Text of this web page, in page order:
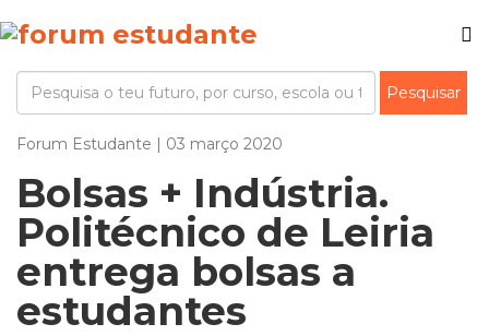
Forum Estudante | 03 março 2020
Bolsas + Indústria.
Politécnico de Leiria
entrega bolsas a
estudantes